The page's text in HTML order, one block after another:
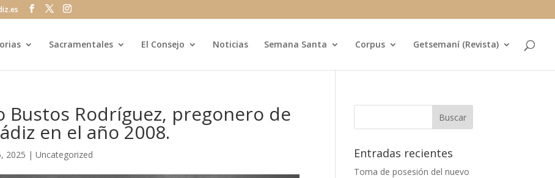
Sacramentales El Consejo Noticias Semana Santa Corpus Getsemaní (Revista)
Bustos Rodríguez, pregonero de
en el año 2008.
2025 |Uncategorized Entradas recientes
Toma de posesión del nuevo